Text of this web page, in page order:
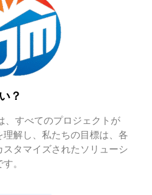
？
、すべてのプロジェクトが
解し、私たちの目標は、各
タマイズされたソリューシ
。